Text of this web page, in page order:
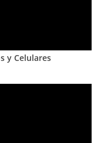
y Celulares